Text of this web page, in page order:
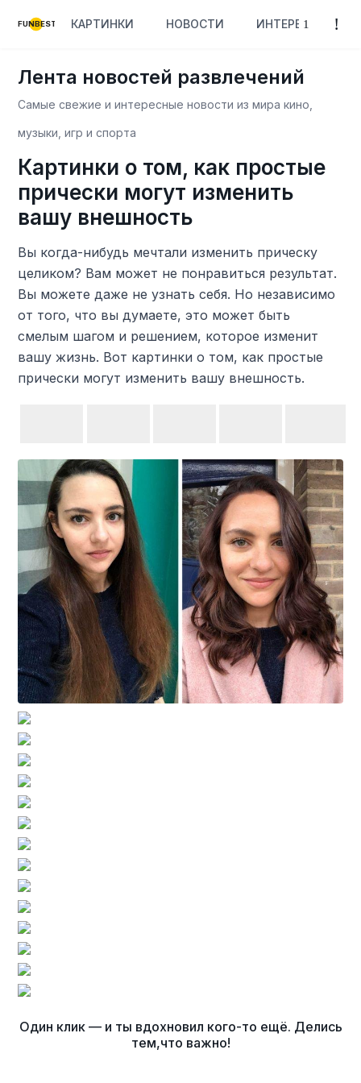
FUNBEST КАРТИНКИ НОВОСТИ ИНТЕРЕСНОЕ
Лента новостей развлечений
Самые свежие и интересные новости из мира кино,
музыки, игр и спорта
Картинки о том, как простые
прически могут изменить
вашу внешность
Вы когда-нибудь мечтали изменить прическу
целиком? Вам может не понравиться результат.
Вы можете даже не узнать себя. Но независимо
от того, что вы думаете, это может быть
смелым шагом и решением, которое изменит
вашу жизнь. Вот картинки о том, как простые
прически могут изменить вашу внешность.